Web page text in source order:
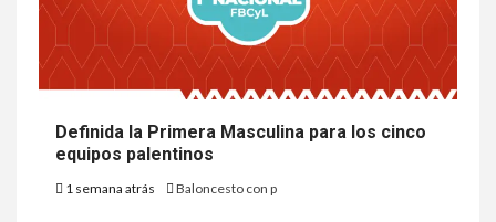
Definida la Primera Masculina para los cinco
equipos palentinos
1 semana atrás Baloncesto con p